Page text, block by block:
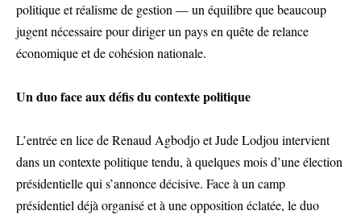
politique et réalisme de gestion — un équilibre que beaucoup
jugent nécessaire pour diriger un pays en quête de relance
économique et de cohésion nationale.
Un duo face aux défis du contexte politique
L’entrée en lice de Renaud Agbodjo et Jude Lodjou intervient
dans un contexte politique tendu, à quelques mois d’une élection
présidentielle qui s’annonce décisive. Face à un camp
présidentiel déjà organisé et à une opposition éclatée, le duo